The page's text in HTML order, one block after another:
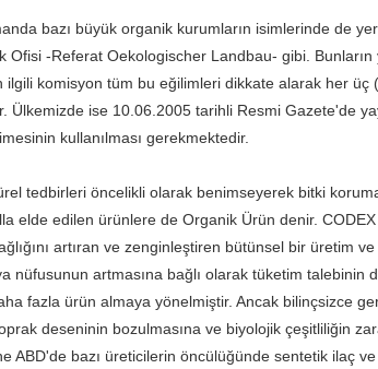
bazı büyük organik kurumların isimlerinde de
-Referat Oekologischer Landbau- gibi. Bunların
ilgili komisyon tüm bu eğilimleri dikkate alarak her
Ülkemizde ise 10.06.2005 tarihli Resmi Gazete'de
kullanılması gerekmektedir.
tedbirleri öncelikli olarak benimseyerek bitki
edilen ürünlere de Organik Ürün denir.
artıran ve zenginleştiren bütünsel bir üretim
artmasına bağlı olarak tüketim talebinin
fazla ürün almaya yönelmiştir. Ancak bilinçsizce
deseninin bozulmasına ve biyolojik çeşitliliğin
bazı üreticilerin öncülüğünde sentetik ilaç ve